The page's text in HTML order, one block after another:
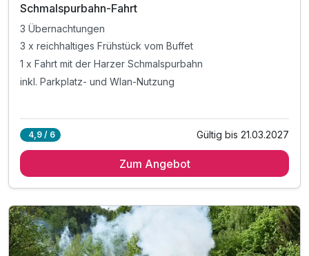
Schmalspurbahn-Fahrt
3 Übernachtungen
3 x reichhaltiges Frühstück vom Buffet
1 x Fahrt mit der Harzer Schmalspurbahn
inkl. Parkplatz- und Wlan-Nutzung
4,9 / 6 Gültig bis 21.03.2027
Zum Angebot